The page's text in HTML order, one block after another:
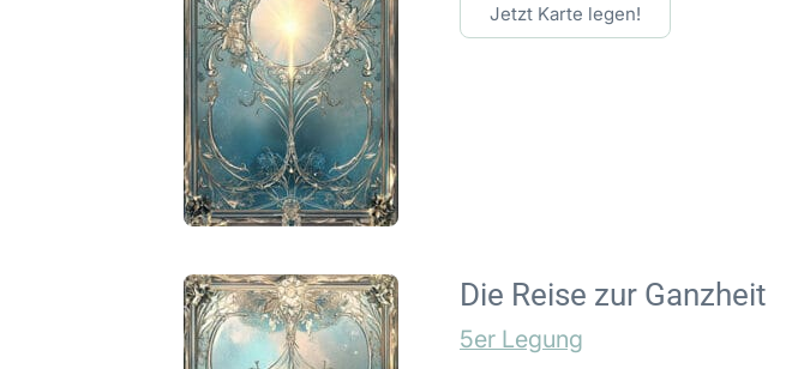
Jetzt Karte legen!
Die Reise zur Ganzheit
5er Legung